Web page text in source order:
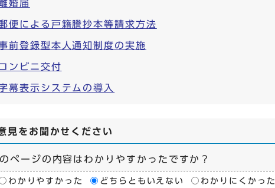
婚届
便による戸籍謄抄本等請求方法
前登録型本人通知制度の実施
コンビニ交付
幕表示システムの導入
見をお聞かせください
ページの内容はわかりやすかったですか？
わかりやすかった どちらともいえない わかりにくかった